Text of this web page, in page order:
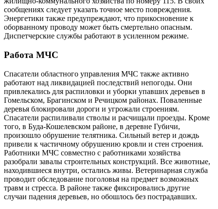
сообщениях следует указать точное место повреждения.
Энергетики также предупреждают, что прикосновение к
оборванному проводу может быть смертельно опасным.
Диспетчерские службы работают в усиленном режиме.
Работа МЧС
Спасатели областного управления МЧС также активно
работают над ликвидацией последствий непогоды. Они
привлекались для распиловки и уборки упавших деревьев в
Гомельском, Брагинском и Речицком районах. Поваленные
деревья блокировали дороги и угрожали строениям.
Спасатели распиливали стволы и расчищали проезды. Кроме
того, в Буда-Кошелевском районе, в деревне Губичи,
произошло обрушение телятника. Сильный ветер и дождь
привели к частичному обрушению кровли и стен строения.
Работники МЧС совместно с работниками хозяйства
разобрали завалы строительных конструкций. Все животные,
находившиеся внутри, остались живы. Ветеринарная служба
проводит обследование поголовья на предмет возможных
травм и стресса. В районе также фиксировались другие
случаи падения деревьев, но обошлось без пострадавших.